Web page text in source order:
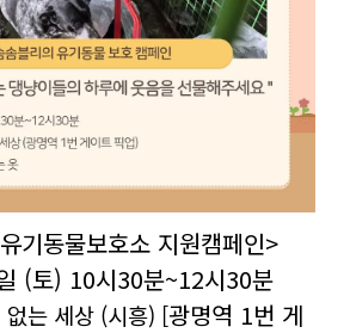
기동물보호소 지원캠페인>
(토) 10시30분~12시30분
없는 세상 (시흥) [광명역 1번 게